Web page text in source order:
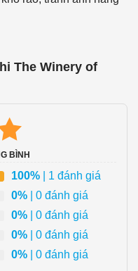
The Winery of
BÌNH
100% | 1 đánh giá
0% | 0 đánh giá
0% | 0 đánh giá
0% | 0 đánh giá
0% | 0 đánh giá